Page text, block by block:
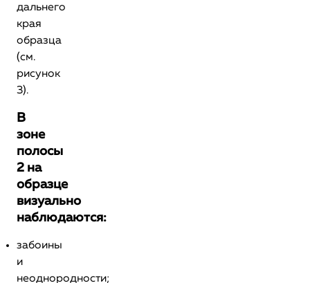
дальнего
края
образца
(см.
рисунок
3).
В
зоне
полосы
2 на
образце
визуально
наблюдаются:
забоины
и
неоднородности;